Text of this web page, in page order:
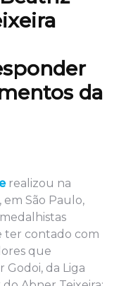
da
realizou na
em São Paulo,
ter contado com
que
Godoi, da Liga